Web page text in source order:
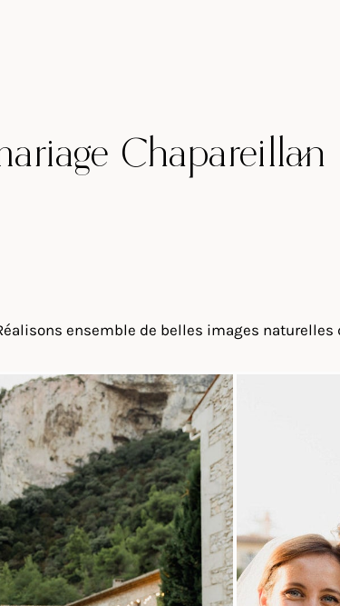
Chapareillan
ensemble de belles images